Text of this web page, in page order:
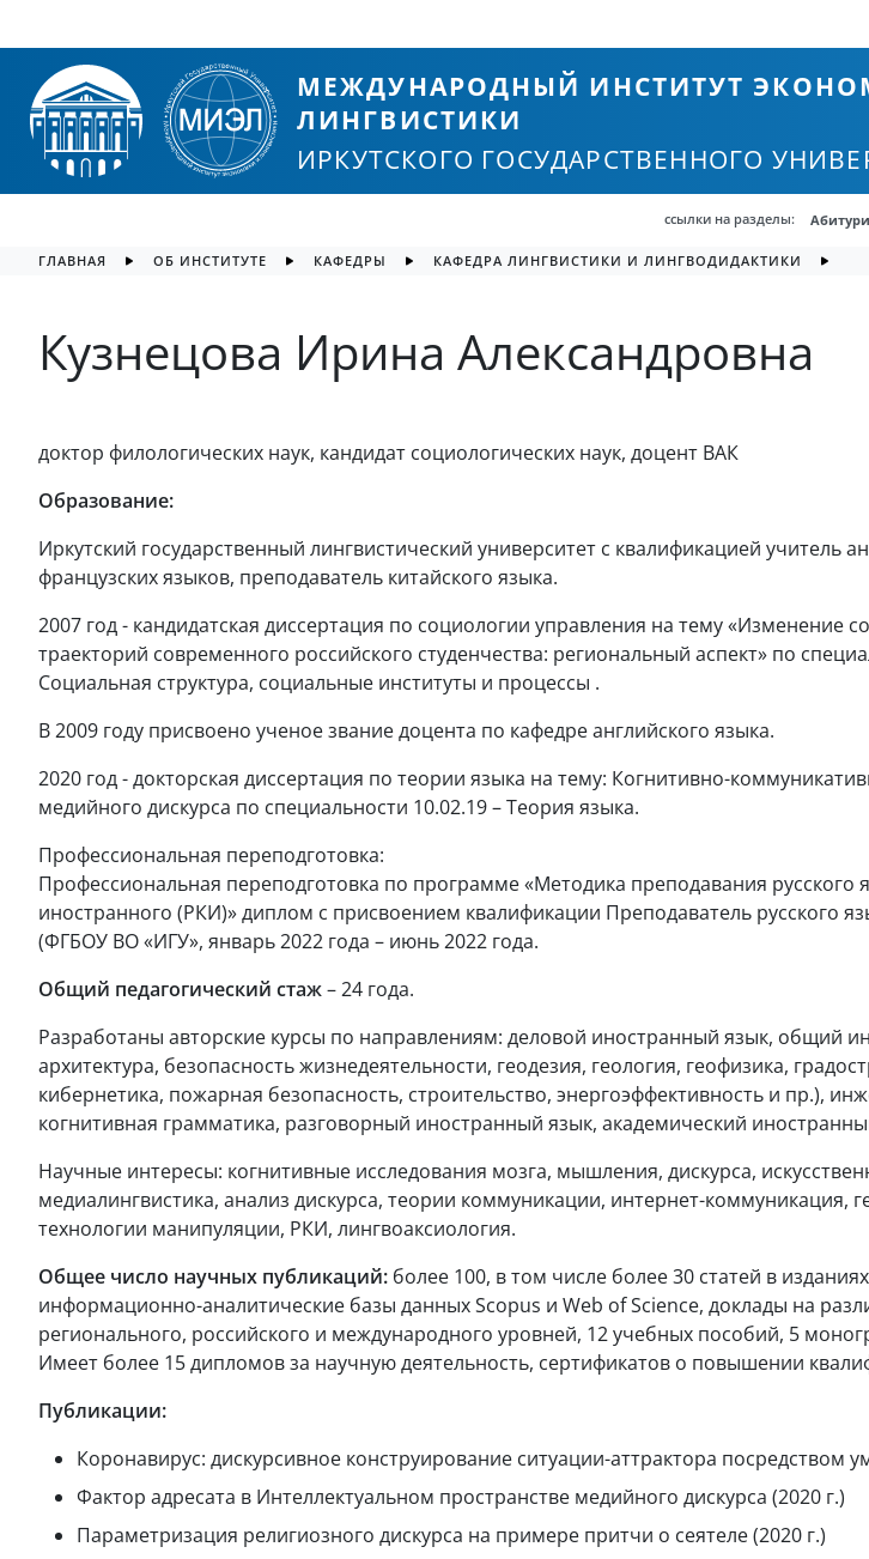
МЕЖДУНАРОДНЫЙ ИНСТИТУТ
ЛИНГВИСТИКИ
ИРКУТСКОГО ГОСУДАРСТВЕННОГО
ссылки на разделы:
ГЛАВНАЯ ОБ ИНСТИТУТЕ КАФЕДРЫ КАФЕДРА ЛИНГВИСТИКИ И ЛИНГВОДИДАКТИКИ
Кузнецова Ирина Александровна
доктор филологических наук, кандидат социологических наук, доцент ВАК
Образование:
Иркутский государственный лингвистический университет с квалификацией учитель
французских языков, преподаватель китайского языка.
2007 год - кандидатская диссертация по социологии управления на тему «Изменение
траекторий современного российского студенчества: региональный аспект» по
Социальная структура, социальные институты и процессы .
В 2009 году присвоено ученое звание доцента по кафедре английского языка.
2020 год - докторская диссертация по теории языка на тему: Когнитивно-
медийного дискурса по специальности 10.02.19 – Теория языка.
Профессиональная переподготовка:
Профессиональная переподготовка по программе «Методика преподавания русского
иностранного (РКИ)» диплом с присвоением квалификации Преподаватель русского
(ФГБОУ ВО «ИГУ», январь 2022 года – июнь 2022 года.
Общий педагогический стаж– 24 года.
Разработаны авторские курсы по направлениям: деловой иностранный язык, общий
архитектура, безопасность жизнедеятельности, геодезия, геология, геофизика,
кибернетика, пожарная безопасность, строительство, энергоэффективность и пр.),
когнитивная грамматика, разговорный иностранный язык, академический
Научные интересы: когнитивные исследования мозга, мышления, дискурса,
медиалингвистика, анализ дискурса, теории коммуникации, интернет-коммуникация,
технологии манипуляции, РКИ, лингвоаксиология.
Общее число научных публикаций: более 100, в том числе более 30 статей в
информационно-аналитические базы данных Scopus и Web of Science, доклады на
регионального, российского и международного уровней, 12 учебных пособий, 5
Имеет более 15 дипломов за научную деятельность, сертификатов о повышении
Публикации:
Коронавирус: дискурсивное конструирование ситуации-аттрактора посредством
Фактор адресата в Интеллектуальном пространстве медийного дискурса (2020 г.)
Параметризация религиозного дискурса на примере притчи о сеятеле (2020 г.)